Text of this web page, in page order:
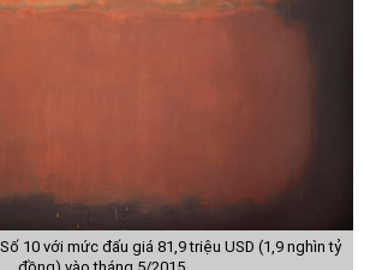
10 với mức đấu giá 81,9 triệu USD (1,9 nghìn tỷ